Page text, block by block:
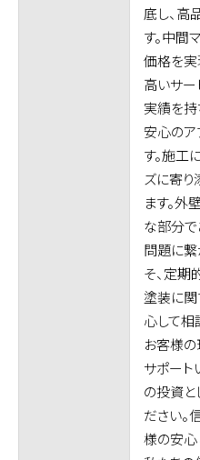
底し、高
す。中間
価格を実
高いサー
実績を
安心のア
す。施工
ズに寄
ます。外
な部分で
問題に繋
そ、定期
塗装に
心して相
お客様
サポート
の投資と
ださい。
様の安心